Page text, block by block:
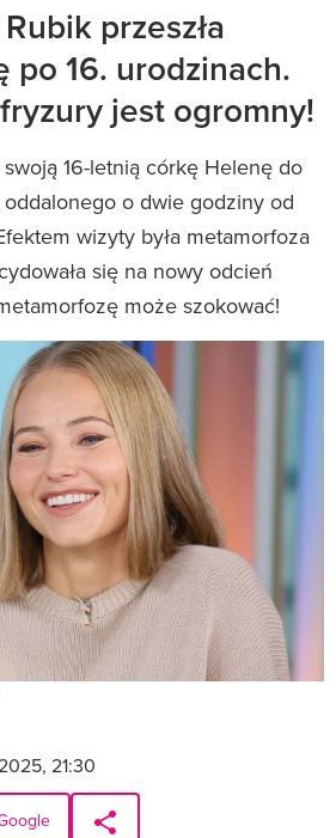
przeszła
po 16. urodzinach.
jest ogromny!
swoją 16-letnią córkę Helenę do
o dwie godziny od
wizyty była metamorfoza
się na nowy odcień
może szokować!
21:30